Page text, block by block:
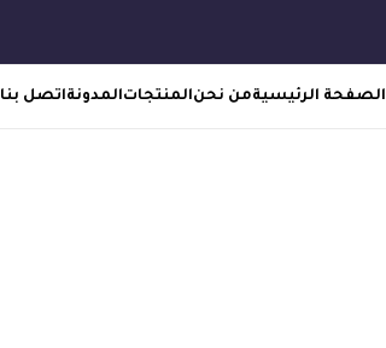
الصفحة الرئيسيةمن نحنالمنتجاتالمدونةاتصل بنا